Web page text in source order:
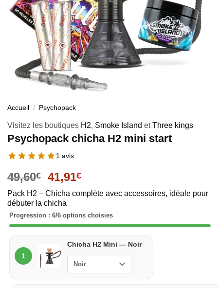
Accueil / Psychopack
Visitez les boutiques H2, Smoke Island etThree kings
Psychopack chicha H2 mini start
1 avis
49,60€ 41,91€
Pack H2 – Chicha complète avec accessoires, idéale pour
débuter la chicha
Progression : 6/6 options choisies
1
Chicha
H2
mini
Chicha H2 Mini — Noir